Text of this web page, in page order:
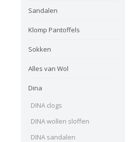
Sandalen
Klomp Pantoffels
Sokken
Alles van Wol
Dina
DINA clogs
DINA wollen sloffen
DINA sandalen